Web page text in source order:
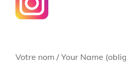
Votre nom / Your Name